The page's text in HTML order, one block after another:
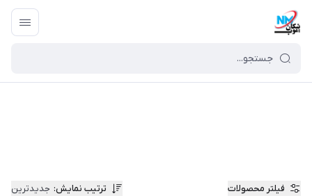
فیلتر محصولات ترتیب نمایش: جدیدترین